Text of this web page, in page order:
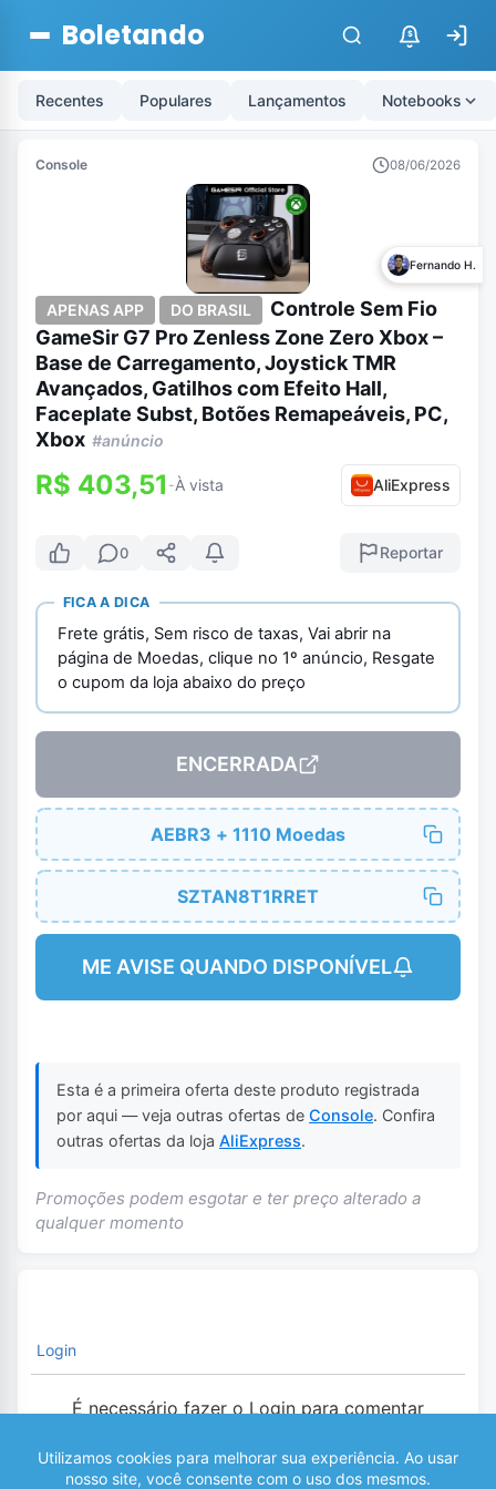
Boletando $
Recentes Populares Lançamentos Notebooks
Console 08/06/2026
Fernando H.
APENAS APP DO BRASIL
Controle Sem Fio
GameSir G7 Pro Zenless Zone Zero Xbox –
Base de Carregamento, Joystick TMR
Avançados, Gatilhos com Efeito Hall,
Faceplate Subst, Botões Remapeáveis, PC,
Xbox #anúncio
R$ 403,51 -À vista AliExpress
0 Reportar
FICA A DICA
Frete grátis, Sem risco de taxas, Vai abrir na
página de Moedas, clique no 1º anúncio, Resgate
o cupom da loja abaixo do preço
ENCERRADA
AEBR3 + 1110 Moedas
SZTAN8T1RRET
ME AVISE QUANDO DISPONÍVEL
Esta é a primeira oferta deste produto registrada
por aqui — veja outras ofertas de Console. Confira
outras ofertas da loja AliExpress.
Promoções podem esgotar e ter preço alterado a
qualquer momento
Login
É necessário fazer o Login para comentar
0 COMENTÁRIOS